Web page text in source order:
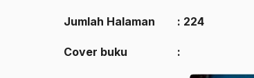
Jumlah Halaman : 224
Cover buku :